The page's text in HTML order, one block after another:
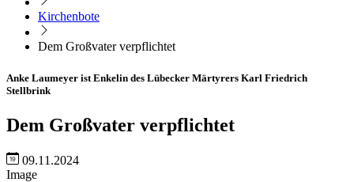
Kirchenbote
Dem Großvater verpflichtet
Anke Laumeyer ist Enkelin des Lübecker Märtyrers Karl Friedrich
Stellbrink
Dem Großvater verpflichtet
09.11.2024
Image